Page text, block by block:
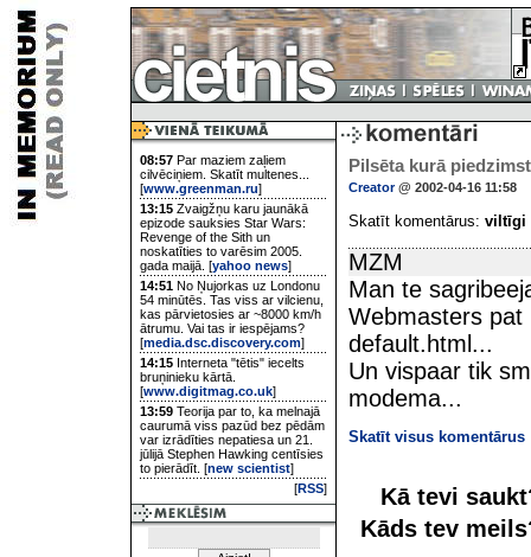
08:57 Par maziem zaļiem
cilvēciņiem. Skatīt multenes...
[www.greenman.ru]
13:15 Zvaigžņu karu jaunākā
epizode sauksies Star Wars:
Revenge of the Sith un
noskatīties to varēsim 2005.
gada maijā. [yahoo news]
14:51 No Ņujorkas uz Londonu
54 minūtēs. Tas viss ar vilcienu,
kas pārvietosies ar ~8000 km/h
ātrumu. Vai tas ir iespējams?
[media.dsc.discovery.com]
14:15 Interneta "tētis" iecelts
bruņinieku kārtā.
[www.digitmag.co.uk]
13:59 Teorija par to, ka melnajā
caurumā viss pazūd bez pēdām
var izrādīties nepatiesa un 21.
jūlijā Stephen Hawking centīsies
to pierādīt. [new scientist]
[RSS]
Pilsēta kurā
Creator@ 2002-04-16 11:58
Skatīt komentārus: viltīgi
MZM
Man te
Webmasters pat
default.html...
Un vispaar tik
modema...
Skatīt visus komentārus
Kā tevi
Kāds tev